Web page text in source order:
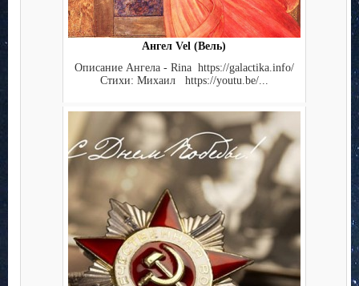
Ангел Vel (Вель)
Описание Ангела - Rina https://galactika.info/
Стихи: Михаил https://youtu.be/...